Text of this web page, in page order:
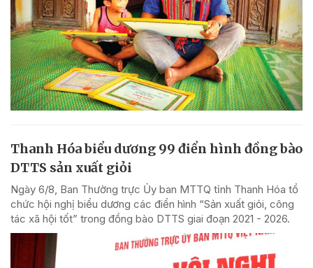
Thanh Hóa biểu dương 99 điển hình đồng bào
DTTS sản xuất giỏi
Ngày 6/8, Ban Thường trực Ủy ban MTTQ tỉnh Thanh Hóa tổ
chức hội nghị biểu dương các điển hình “Sản xuất giỏi, công
tác xã hội tốt” trong đồng bào DTTS giai đoạn 2021 - 2026.